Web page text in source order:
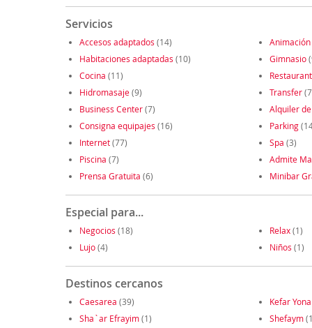
Servicios
Accesos adaptados (14) Animación
Habitaciones adaptadas (10) Gimnasio
Cocina (11)
Hidromasaje(9) Transfer
Business Center(7) Alquiler
Consigna equipajes (16) Parking
Internet(77) Spa (3)
Piscina (7) Admite
Prensa Gratuita (6) Minibar
Especial para...
Negocios (18) Relax(1)
Lujo(4) Niños (1)
Destinos cercanos
Caesarea (39) Kefar Yona
Sha`ar Efrayim(1) Shefaym